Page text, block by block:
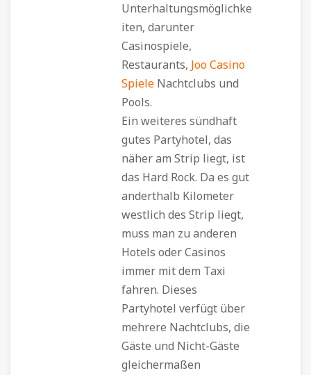
Unterhaltungsmöglichke
iten, darunter
Casinospiele,
Restaurants, Joo Casino
Spiele Nachtclubs und
Pools.
Ein weiteres sündhaft
gutes Partyhotel, das
näher am Strip liegt, ist
das Hard Rock. Da es gut
anderthalb Kilometer
westlich des Strip liegt,
muss man zu anderen
Hotels oder Casinos
immer mit dem Taxi
fahren. Dieses
Partyhotel verfügt über
mehrere Nachtclubs, die
Gäste und Nicht-Gäste
gleichermaßen